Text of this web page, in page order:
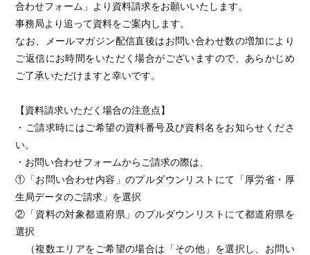
合わせフォーム」より資料請求をお願いいたします。
事務局より追って資料をご案内します。
なお、メールマガジン配信直後はお問い合わせ数の増加により
ご返信にお時間をいただく場合がございますので、あらかじめ
ご了承いただけますと幸いです。
【資料請求いただく場合の注意点】
・ご請求時にはご希望の資料番号及び資料名をお知らせくださ
い。
・お問い合わせフォームからご請求の際は、
①「お問い合わせ内容」のプルダウンリストにて「厚労省・厚
生局データのご請求」を選択
②「資料の対象都道府県」のプルダウンリストにて都道府県を
選択
（複数エリアをご希望の場合は「その他」を選択し、お問い